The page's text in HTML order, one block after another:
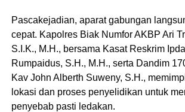
Pascakejadian, aparat gabungan
cepat. Kapolres Biak Numfor AKBP Ari
S.I.K., M.H., bersama Kasat Reskrim
Rumpaidus, S.H., M.H., serta Dandim
Kav John Alberth Suweny, S.H.,
lokasi dan proses penyelidikan untuk
penyebab pasti ledakan.